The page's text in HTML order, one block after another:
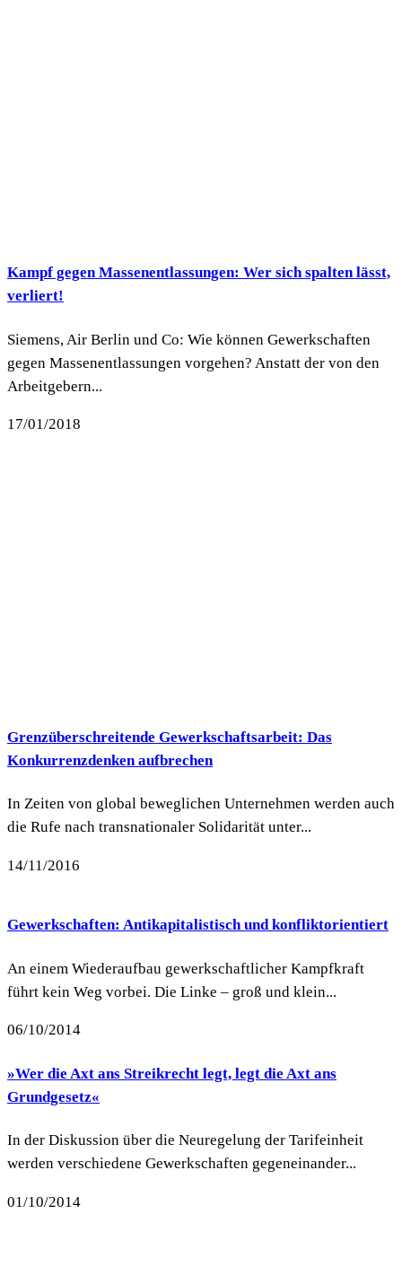
Kampf gegen Massenentlassungen: Wer sich spalten lässt,
verliert!
Siemens, Air Berlin und Co: Wie können Gewerkschaften
gegen Massenentlassungen vorgehen? Anstatt der von den
Arbeitgebern...
17/01/2018
Grenzüberschreitende Gewerkschaftsarbeit: Das
Konkurrenzdenken aufbrechen
In Zeiten von global beweglichen Unternehmen werden auch
die Rufe nach transnationaler Solidarität unter...
14/11/2016
Gewerkschaften: Antikapitalistisch und konfliktorientiert
An einem Wiederaufbau gewerkschaftlicher Kampfkraft
führt kein Weg vorbei. Die Linke – groß und klein...
06/10/2014
»Wer die Axt ans Streikrecht legt, legt die Axt ans
Grundgesetz«
In der Diskussion über die Neuregelung der Tarifeinheit
werden verschiedene Gewerkschaften gegeneinander...
01/10/2014